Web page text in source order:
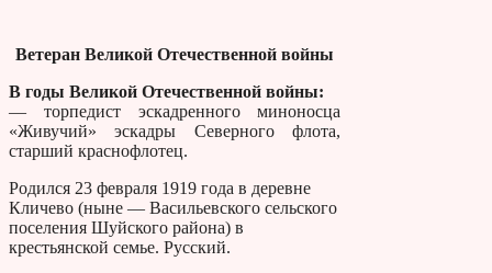
Ветеран Великой Отечественной войны
В годы Великой Отечественной войны:
— торпедист эскадренного миноносца
«Живучий» эскадры Северного флота,
старший краснофлотец.
Родился 23 февраля 1919 года в деревне
Кличево (ныне — Васильевского сельского
поселения Шуйского района) в
крестьянской семье. Русский.